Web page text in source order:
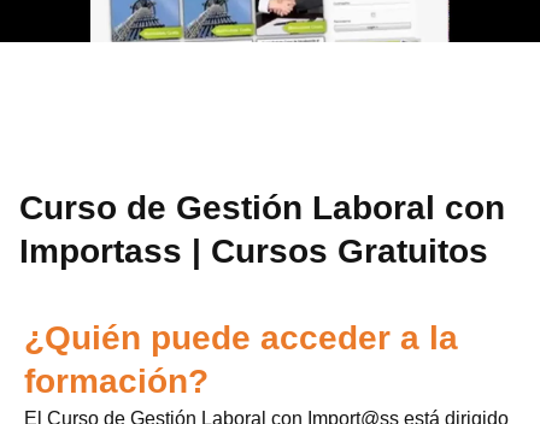
Curso de Gestión Laboral con
Importass | Cursos Gratuitos
¿Quién puede acceder a la
formación?
El Curso de Gestión Laboral con Import@ss está dirigido